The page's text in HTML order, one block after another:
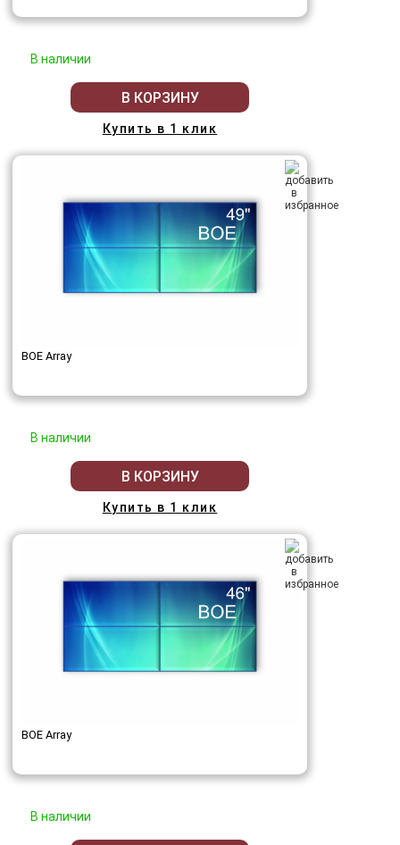
В наличии
В КОРЗИНУ
Купить в 1 клик
BOE Array
В наличии
В КОРЗИНУ
Купить в 1 клик
BOE Array
В наличии